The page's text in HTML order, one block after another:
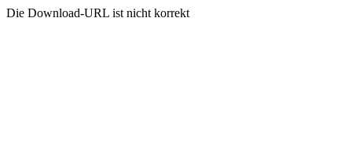
Die Download-URL ist nicht korrekt